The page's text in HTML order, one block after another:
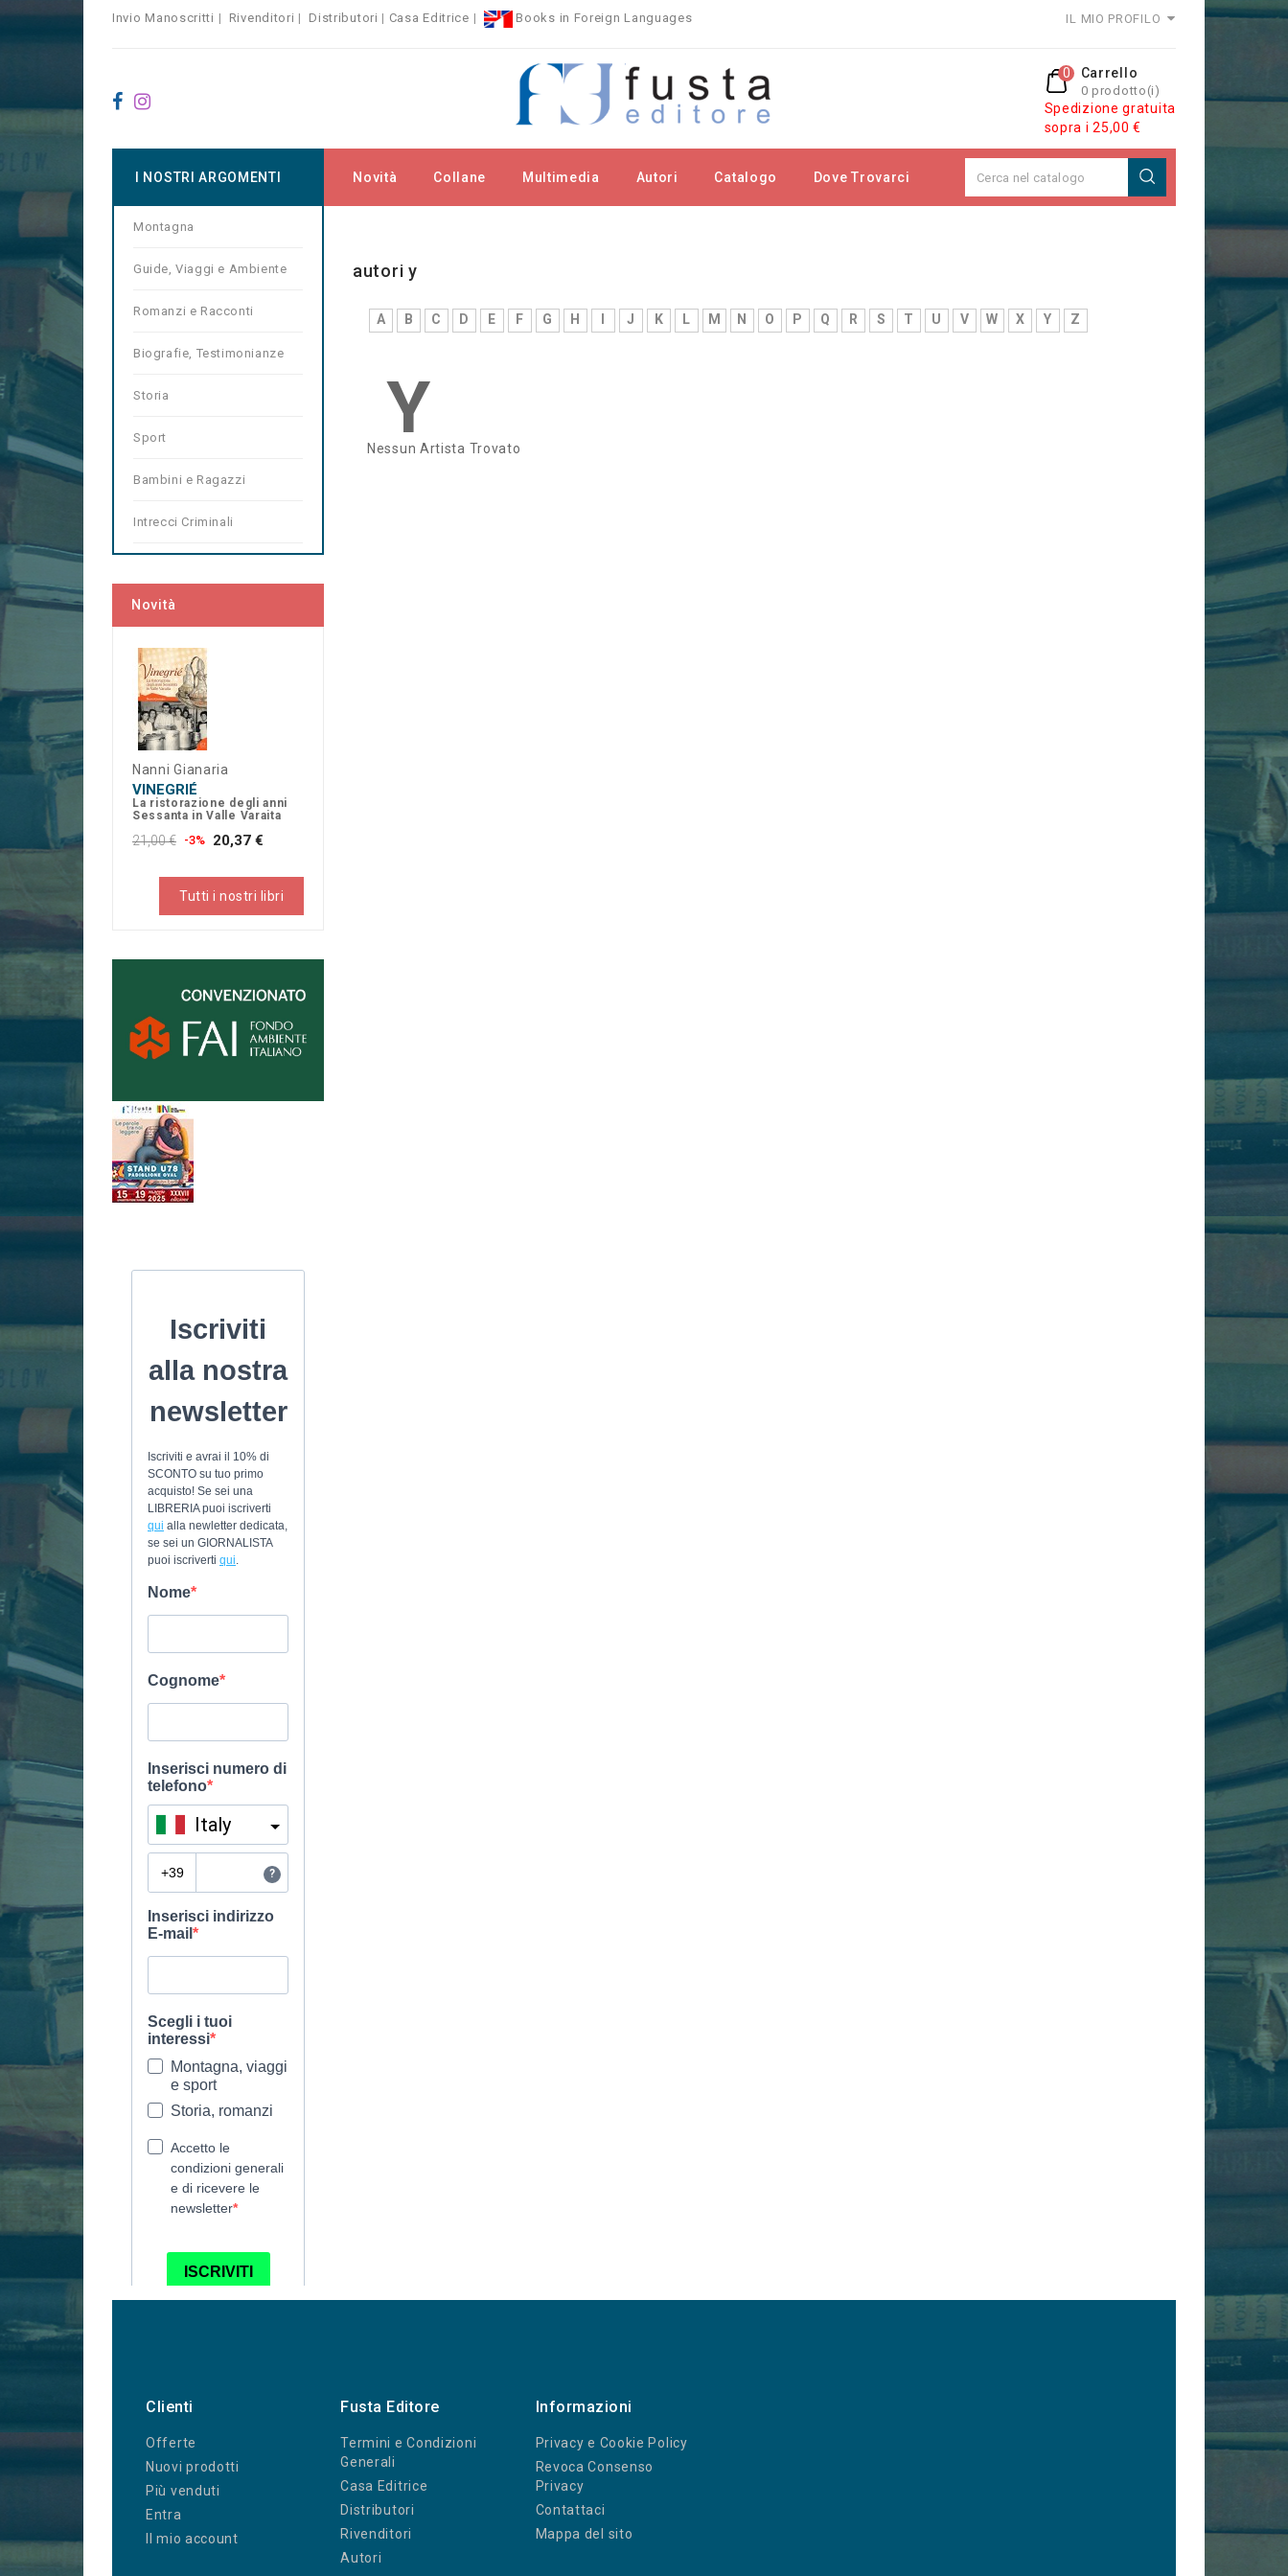
Invio Manoscritti | Rivenditori | Distributori | Casa Editrice | Books in Foreign Languages IL MIO PROFILO
Carrello
0 prodotto(i)
0
Spedizione gratuita
sopra i 25,00 €
Novità Collane Multimedia Autori Catalogo Dove Trovarci
I NOSTRI ARGOMENTI
Montagna
Guide, Viaggi e Ambiente
Romanzi e Racconti
Biografie, Testimonianze
Storia
Sport
Bambini e Ragazzi
Intrecci Criminali
Novità
Nanni Gianaria
VINEGRIÉ
La ristorazione degli anni
Sessanta in Valle Varaita
21,00 € -3% 20,37 €
Tutti i nostri libri
autori y
A B C D E F G H J K L M N O P Q R S T U V W X Y Z
Y
Nessun Artista Trovato
Clienti
Offerte
Nuovi prodotti
Più venduti
Entra
Il mio account
Fusta Editore
Termini e Condizioni
Generali
Casa Editrice
Distributori
Rivenditori
Autori
Informazioni
Privacy e Cookie Policy
Revoca Consenso
Privacy
Contattaci
Mappa del sito